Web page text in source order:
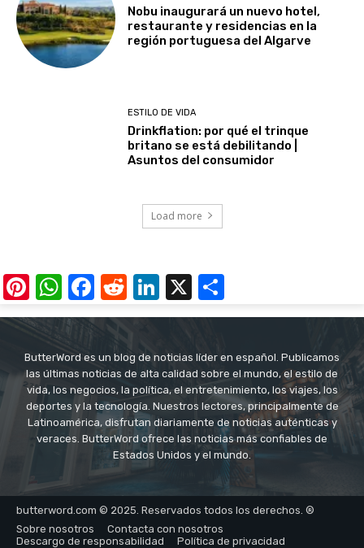
Nobu inaugurará un nuevo hotel,
restaurante y residencias en la
región portuguesa del Algarve
ESTILO DE VIDA
Drinkflation: por qué el trinque
britano se está debilitando |
Asuntos del consumidor
Load more
Pinterest
WhatsApp
Facebook
RedditLinkedIn
X
ButterWord es un blog de noticias líder en español. Publicamos
las últimas noticias de alta calidad sobre el mundo, el estilo de
vida, los negocios, la política, el entretenimiento, los viajes, los
deportes y la tecnología. Nuestros lectores, principalmente de
Latinoamérica, disfrutan diariamente de noticias auténticas y
veraces. ButterWord ofrece las noticias más confiables de
Estados Unidos y el mundo.
butterword.com © 2025. Reservados todos los derechos. ®
Sobre nosotros
Contacta con nosotros
Descargo de responsabilidad
Política de privacidad